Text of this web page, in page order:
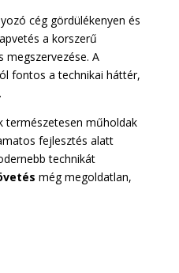
cég gördülékenyen és
a korszerű
megszervezése. A
fontos a technikai háttér,
természetesen műholdak
fejlesztés alatt
technikát
még megoldatlan,